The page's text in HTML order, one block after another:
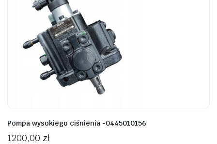
Pompa wysokiego ciśnienia -0445010156
1200,00 zł